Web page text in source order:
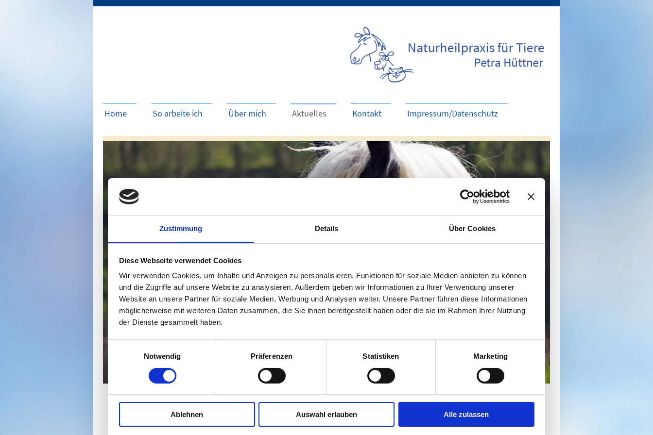
Zustimmung Details Über Cookies
Diese Webseite verwendet Cookies
Wir verwenden Cookies, um Inhalte und Anzeigen zu personalisieren, Funktionen für soziale Medien anbieten zu können
und die Zugriffe auf unsere Website zu analysieren. Außerdem geben wir Informationen zu Ihrer Verwendung unserer
Website an unsere Partner für soziale Medien, Werbung und Analysen weiter. Unsere Partner führen diese Informationen
möglicherweise mit weiteren Daten zusammen, die Sie ihnen bereitgestellt haben oder die sie im Rahmen Ihrer Nutzung
der Dienste gesammelt haben.
Einwilligungsauswahl
Notwendig
Präferenzen Statistiken Marketing
Ablehnen Auswahl erlauben Alle zulassen
Home So arbeite ich Über mich Aktuelles Kontakt Impressum/Datenschutz
Aktuelles